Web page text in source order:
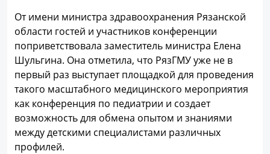
От имени министра здравоохранения Рязанской
области гостей и участников конференции
поприветствовала заместитель министра Елена
Шульгина. Она отметила, что РязГМУ уже не в
первый раз выступает площадкой для проведения
такого масштабного медицинского мероприятия
как конференция по педиатрии и создает
возможность для обмена опытом и знаниями
между детскими специалистами различных
профилей.